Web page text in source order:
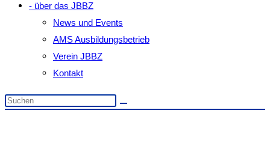
- über das JBBZ
News und Events
AMS Ausbildungsbetrieb
Verein JBBZ
Kontakt
Diese